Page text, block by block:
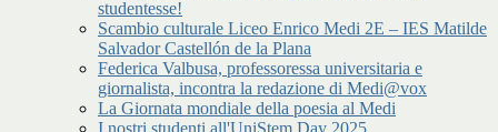
studentesse!
Scambio culturale Liceo Enrico Medi 2E – IES Matilde
Salvador Castellón de la Plana
Federica Valbusa, professoressa universitaria e
giornalista, incontra la redazione di Medi@vox
La Giornata mondiale della poesia al Medi